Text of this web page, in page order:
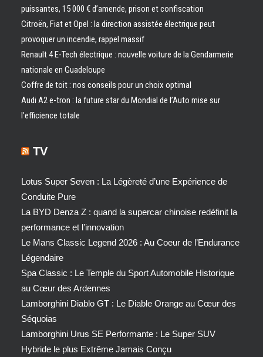
puissantes, 15 000 € d’amende, prison et confiscation
Citroën, Fiat et Opel : la direction assistée électrique peut
provoquer un incendie, rappel massif
Renault 4 E-Tech électrique : nouvelle voiture de la Gendarmerie
nationale en Guadeloupe
Coffre de toit : nos conseils pour un choix optimal
Audi A2 e-tron : la future star du Mondial de l’Auto mise sur
l’efficience totale
TV
Lotus Super Seven : La Légèreté d’une Expérience de
Conduite Pure
La BYD Denza Z : quand la supercar chinoise redéfinit la
performance et l’innovation
Le Mans Classic Legend 2026 : Au Coeur de l’Endurance
Légendaire
Spa Classic : Le Temple du Sport Automobile Historique
au Cœur des Ardennes
Lamborghini Diablo GT : Le Diable Orange au Cœur des
Séquoias
Lamborghini Urus SE Performante : Le Super SUV
Hybride le plus Extrême Jamais Conçu